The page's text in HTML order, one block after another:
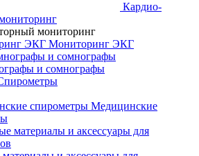
Кардио-
мониторинг
Мониторинг ЭКГ
и сомнографы
Медицинские